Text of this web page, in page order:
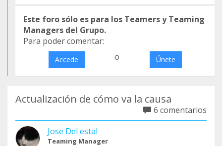
Este foro sólo es para los Teamers y Teaming
Managers del Grupo.
Para poder comentar:
Accede o Únete
Actualización de cómo va la causa
6 comentarios
Jose Del estal
Teaming Manager